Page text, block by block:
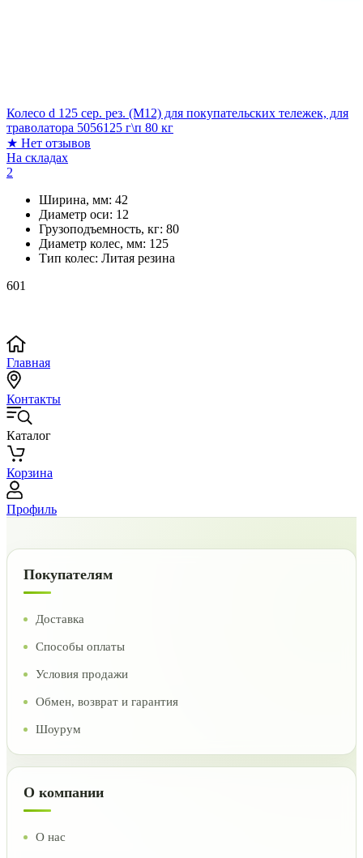
Колесо d 125 сер. рез. (М12) для покупательских тележек, для
траволатора 5056125 г\п 80 кг
★ Нет отзывов
На складах
2
Ширина, мм: 42
Диаметр оси: 12
Грузоподъемность, кг: 80
Диаметр колес, мм: 125
Тип колес: Литая резина
601
Главная
Контакты
Каталог
Корзина
Профиль
Покупателям
Доставка
Способы оплаты
Условия продажи
Обмен, возврат и гарантия
Шоурум
О компании
О нас